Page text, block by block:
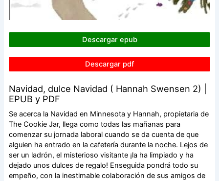
Descargar epub
Descargar pdf
Navidad, dulce Navidad ( Hannah Swensen 2) |
EPUB y PDF
Se acerca la Navidad en Minnesota y Hannah, propietaria de
The Cookie Jar, llega como todas las mañanas para
comenzar su jornada laboral cuando se da cuenta de que
alguien ha entrado en la cafetería durante la noche. Lejos de
ser un ladrón, el misterioso visitante ¡la ha limpiado y ha
dejado unos dulces de regalo! Enseguida pondrá todo su
empeño, con la inestimable colaboración de sus amigos de